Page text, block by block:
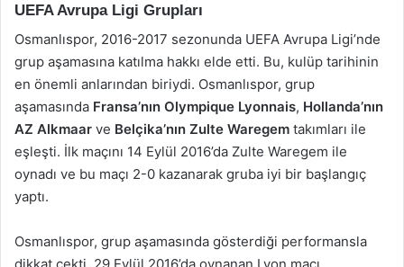
UEFA Avrupa Ligi Grupları
Osmanlıspor, 2016-2017 sezonunda UEFA Avrupa Ligi’nde
grup aşamasına katılma hakkı elde etti. Bu, kulüp tarihinin
en önemli anlarından biriydi. Osmanlıspor, grup
aşamasında Fransa’nın Olympique Lyonnais, Hollanda’nın
AZ Alkmaar ve Belçika’nın Zulte Waregem takımları ile
eşleşti. İlk maçını 14 Eylül 2016’da Zulte Waregem ile
oynadı ve bu maçı 2-0 kazanarak gruba iyi bir başlangıç
yaptı.
Osmanlıspor, grup aşamasında gösterdiği performansla